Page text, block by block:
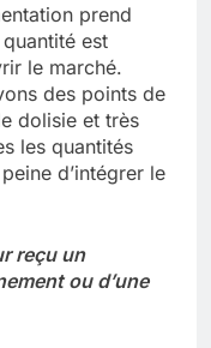
prend
est
le marché.
des points de
dolisie et très
les quantités
d’intégrer le
reçu un
ou d’une